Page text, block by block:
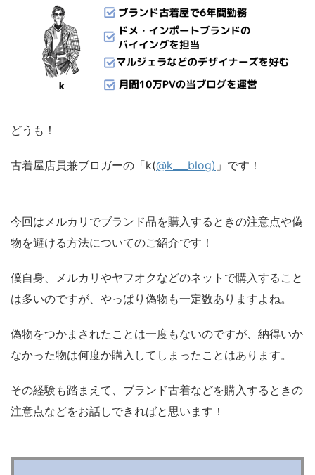
どうも！
古着屋店員兼ブロガーの「k(@k___blog) 」です！
今回はメルカリでブランド品を購入するときの注意点や偽
物を避ける方法についてのご紹介です！
僕自身、メルカリやヤフオクなどのネットで購入すること
は多いのですが、やっぱり偽物も一定数ありますよね。
偽物をつかまされたことは一度もないのですが、納得いか
なかった物は何度か購入してしまったことはあります。
その経験も踏まえて、ブランド古着などを購入するときの
注意点などをお話しできればと思います！